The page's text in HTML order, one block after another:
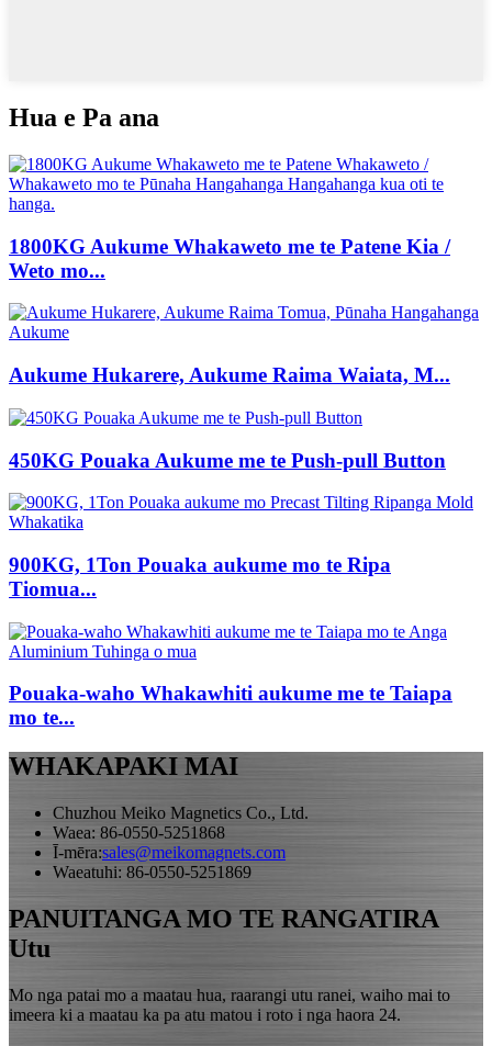
Hua e Pa ana
1800KG Aukume Whakaweto me te Patene Kia /
Weto mo...
Aukume Hukarere, Aukume Raima Waiata, M...
450KG Pouaka Aukume me te Push-pull Button
900KG, 1Ton Pouaka aukume mo te Ripa
Tiomua...
Pouaka-waho Whakawhiti aukume me te Taiapa
mo te...
WHAKAPAKI MAI
Chuzhou Meiko Magnetics Co., Ltd.
Waea: 86-0550-5251868
Ī-mēra:sales@meikomagnets.com
Waeatuhi: 86-0550-5251869
PANUITANGA MO TE RANGATIRA
Utu
Mo nga patai mo a maatau hua, raarangi utu ranei, waiho mai to
imeera ki a maatau ka pa atu matou i roto i nga haora 24.